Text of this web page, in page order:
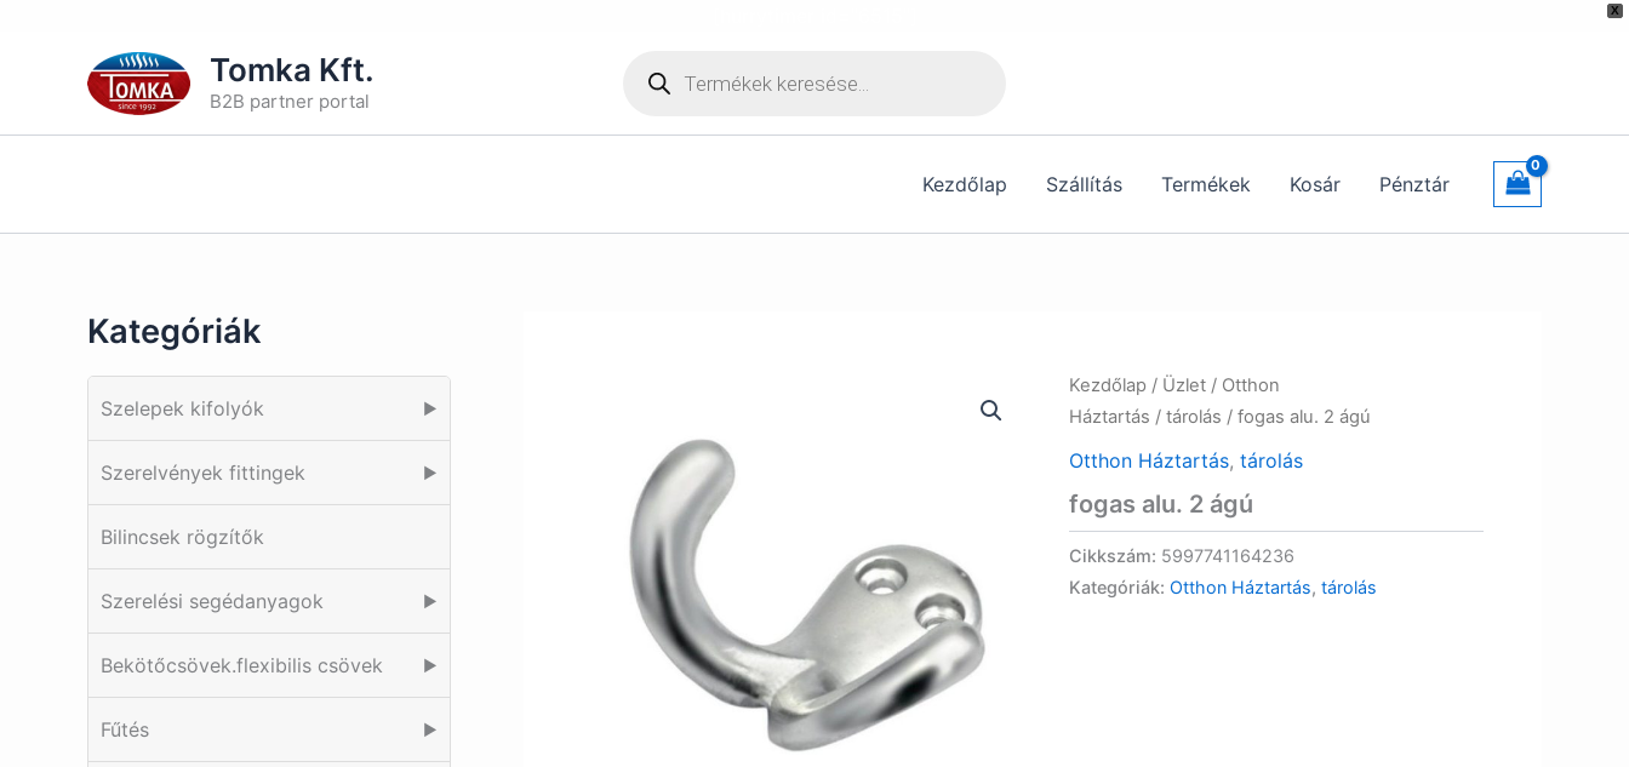
X
Tomka Kft.
B2B partner portal
search
Kezdőlap Szállítás Termékek Kosár Pénztár
Kategóriák
Szelepek kifolyók ▶
Szerelvények fittingek ▶
Bilincsek rögzítők
Szerelési segédanyagok ▶
Bekötőcsövek.flexibilis csövek ▶
Fűtés ▶
Kezdőlap / Üzlet/ Otthon
Háztartás / tárolás / fogas alu. 2 ágú
Otthon Háztartás, tárolás
fogas alu. 2 ágú
Cikkszám: 5997741164236
Kategóriák: Otthon Háztartás, tárolás